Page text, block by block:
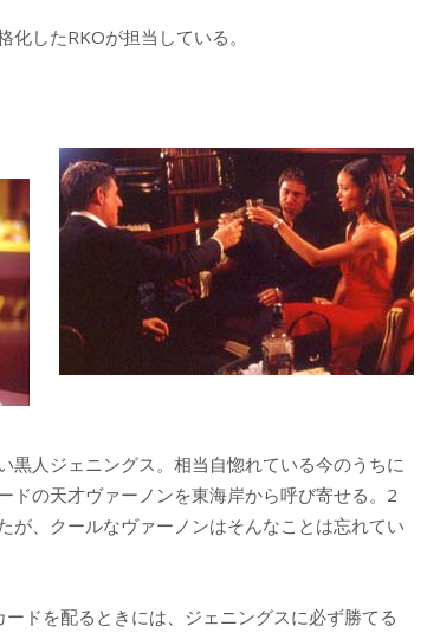
したRKOが担当している。
黒人ジェニングス。相当自惚れている今のうちに
ドの天才ヴァーノンを東海岸から呼び寄せる。2
が、クールなヴァーノンはそんなことは忘れてい
ドを配るときには、ジェニングスに必ず勝てる